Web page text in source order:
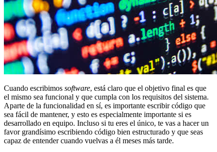
Cuando escribimos software, está claro que el objetivo final es que
el mismo sea funcional y que cumpla con los requisitos del sistema.
Aparte de la funcionalidad en sí, es importante escribir código que
sea fácil de mantener, y esto es especialmente importante si es
desarrollado en equipo. Incluso si tu eres el único, te vas a hacer un
favor grandísimo escribiendo código bien estructurado y que seas
capaz de entender cuando vuelvas a él meses más tarde.